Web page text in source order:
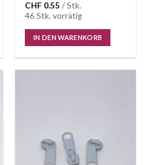
CHF 0.55 / Stk.
46 Stk. vorrätig
IN DEN WARENKORB